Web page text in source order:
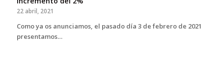
22 abril, 2021
Como ya os anunciamos, el pasado día 3 de febrero de 2021
presentamos…